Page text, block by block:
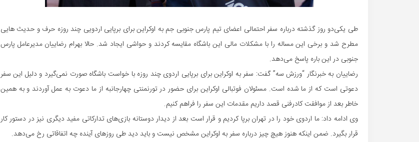
طی یکی‌دو روز گذشته درباره سفر احتمالی اعضای تیم پارس جنوبی جم به اوکراین برای برپایی اردویی چند روزه حرف و حدیث هایی
مطرح شد و برخی این مساله را با مشکلات مالی این باشگاه مقایسه کردند و حواشی ایجاد شد. حالا بهرام رضاییان مدیرعامل پارس
جنوبی در این باره پاسخ می‌دهد.
رضاییان به خبرنگار “ورزش سه” گفت: سفر به اوکراین برای برپایی اردوی چند روزه با خواست باشگاه صورت نمی‌گیرد و دلیل این سفر
دعوتی است که از ما شده است. مسئولان فوتبالی اوکراین برای حضور در تورنمنتی چهارجانبه از ما دعوت به عمل آوردند و به همین
خاطر بعد از موافقت کادرفنی قصد داریم مقدمات این سفر را فراهم کنیم.
وی ادامه داد: ما اردوی خود را در تهران برپا کردیم و قرار است بعد از دیدار دوستانه بازی‌های تدارکاتی مفید دیگری نیز در دستور کار
قرار بگیرد.‌ ضمن اینکه هنوز هیچ چیز درباره سفر به اوکراین مشخص نیست و باید دید طی روزهای آینده چه اتفاقاتی رخ می‌دهد.